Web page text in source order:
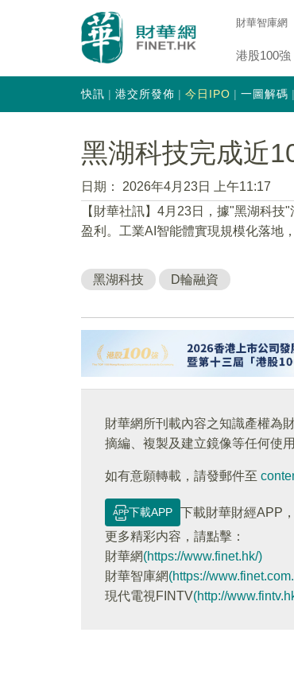
財華智庫網
港股100強
快訊 港交所發佈 今日IPO 一圖解碼
黑湖科技完成近
日期：
2026年4月23日 上午11:17
【財華社訊】4月23日，據"黑湖科
盈利。工業AI智能體實現規模化落地
黑湖科技 D輪融資
財華網所刊載內容之知識產權為
摘編、複製及建立鏡像等任何使用
如有意願轉載，請發郵件至
下載APP
下載財華財經APP
更多精彩内容，請點擊：
財華網(https://www.finet.hk/)
財華智庫網(https://
現代電視FINTV(http://